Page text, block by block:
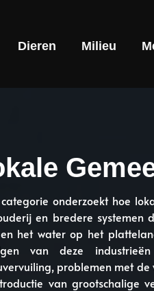
Dieren Milieu
categorie onderzoekt hoe
en bredere systemen
het water op het
van deze
problemen met
van grootschalige